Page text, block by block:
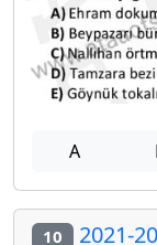
A
10 2021-